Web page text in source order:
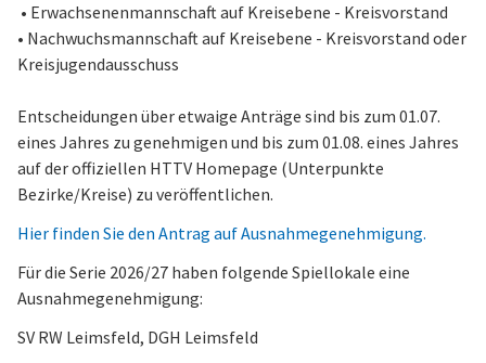
• Erwachsenenmannschaft auf Kreisebene - Kreisvorstand
• Nachwuchsmannschaft auf Kreisebene - Kreisvorstand oder
Kreisjugendausschuss
Entscheidungen über etwaige Anträge sind bis zum 01.07.
eines Jahres zu genehmigen und bis zum 01.08. eines Jahres
auf der offiziellen HTTV Homepage (Unterpunkte
Bezirke/Kreise) zu veröffentlichen.
Hier finden Sie den Antrag auf Ausnahmegenehmigung.
Für die Serie 2026/27 haben folgende Spiellokale eine
Ausnahmegenehmigung:
SV RW Leimsfeld, DGH Leimsfeld